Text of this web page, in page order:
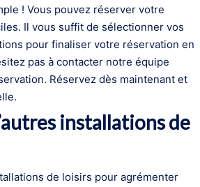
! Vous pouvez réserver votre
Il vous suffit de sélectionner vos
pour finaliser votre réservation en
pas à contacter notre équipe
Réservez dès maintenant et
installations de
de loisirs pour agrémenter